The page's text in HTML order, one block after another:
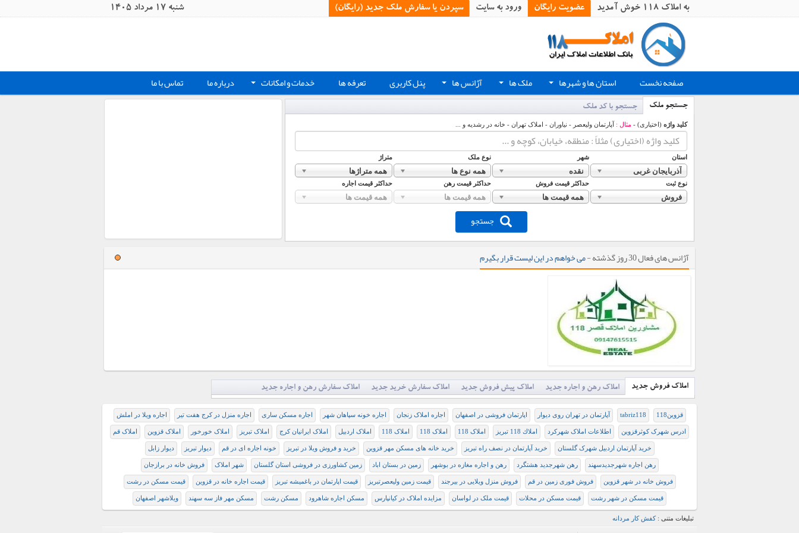
به املاک 118 خوش آمدید عضویت رایگان ورود به سایت سپردن یا سفارش ملک جدید (رایگان)‏ شنبه 17 مرداد 1405
صفحه نخست + استان ها و شهرها + ملک ها + آژانس ها پنل کاربری تعرفه ها + خدمات و امکانات درباره ما تماس با ما
جستجو ملک جستجو با کد ملک
کلید واژه (اختیاری) - مثال : آپارتمان ولیعصر - نیاوران - املاک تهران - خانه در رشدیه و ...
استان شهر نوع ملک متراژ
آذربایجان غربی نقده همه نوع ها همه متراژها
نوع ثبت حداکثر قیمت فروش حداکثر قیمت رهن حداکثر قیمت اجاره
فروش همه قیمت ها همه قیمت ها همه قیمت ها
جستجو
آژانس های فعال 30 روز گذشته - می خواهم در این لیست قرار بگیرم
املاک فروش جدید املاک رهن و اجاره جدید املاک پیش فروش جدید املاک سفارش خرید جدید املاک سفارش رهن و اجاره جدید
قزوین118 tabriz118 آپارتمان در تهران روی دیوار اپارتمان فروشی در اصفهان اجاره املاک زنجان اجاره خونه سپاهان شهر اجاره مسکن ساری اجاره منزل در کرج هفت تیر اجاره ویلا در املش
ادرس شهرک کوثرقزوین اطلاعات املاک شهرکرد املاك 118 تبريز املاک 118 املاک 118 املاک 118 املاک اردبیل املاک ایرانیان کرج املاک تبریز املاک خورخور املاک قزوین املاک قم
خرید آپارتمان اردبیل شهرک گلستان خرید آپارتمان در نصف راه تبریز خرید خانه های مسکن مهر قزوین خرید و فروش ویلا در تبریز خونه اجاره ای در قم دیوار تبریز دیوار زابل
رهن اجاره شهرجدیدسهند رهن شهرجدید هشتگرد رهن و اجاره مغازه در بوشهر زمین در بستان اباد زمین کشاورزی در فروشی استان گلستان شهر املاک فروش خانه در برازجان
فروش خانه در شهر قزوین فروش فوری زمین در قم فروش منزل ویلایی در بیرجند ﻗﻴﻤﺖ ﺯﻣﻴﻦ وليعصرتبريز قیمت اپارتمان در باغمیشه تبریز قیمت اجاره خانه در قزوین قیمت مسکن در رشت
قیمت مسکن در شهر رشت قیمت مسکن در محلات قیمت ملک در لواسان مزایده املاک در کیانپارس مسکن اجاره شاهرود مسکن رشت مسکن مهر فاز سه سهند ویلاشهر اصفهان
تبلیغات متنی :کفش کار مردانه